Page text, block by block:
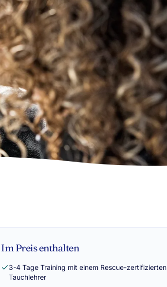
Im Preis enthalten
3-4 Tage Training mit einem Rescue-zertifizierten
Tauchlehrer